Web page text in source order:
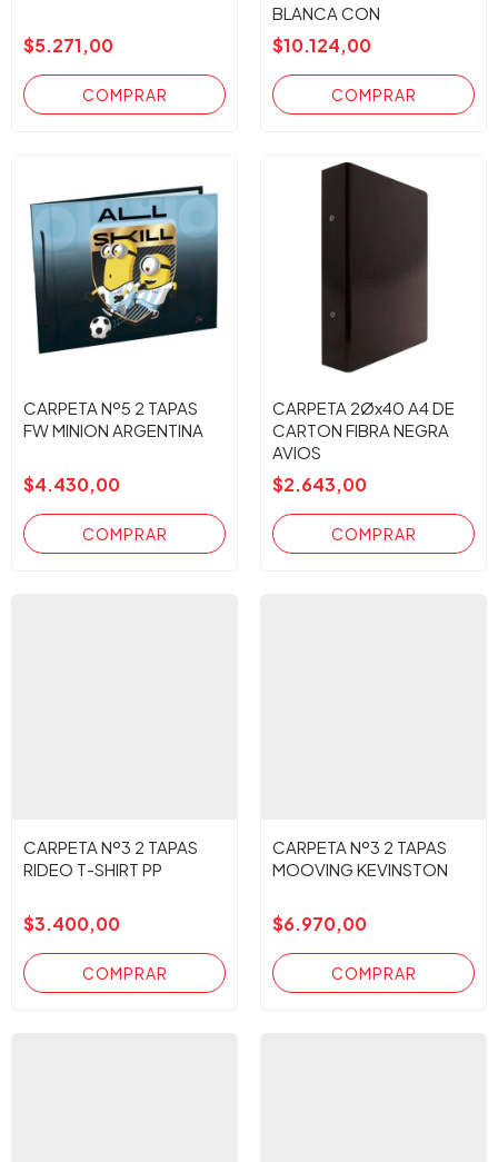
$5.271,00
BLANCA CON
CORAZONES
$10.124,00
CARPETA Nº5 2 TAPAS
FW MINION ARGENTINA
$4.430,00
CARPETA 2Øx40 A4 DE
CARTON FIBRA NEGRA
AVIOS
$2.643,00
CARPETA Nº3 2 TAPAS
RIDEO T-SHIRT PP
$3.400,00
CARPETA Nº3 2 TAPAS
MOOVING KEVINSTON
$6.970,00